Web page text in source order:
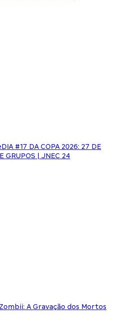
DIA #17 DA COPA 2026: 27 DE
GRUPOS | JNEC 24
A Gravação dos Mortos